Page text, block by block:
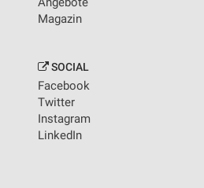
Magazin
SOCIAL
Facebook
Twitter
Instagram
LinkedIn